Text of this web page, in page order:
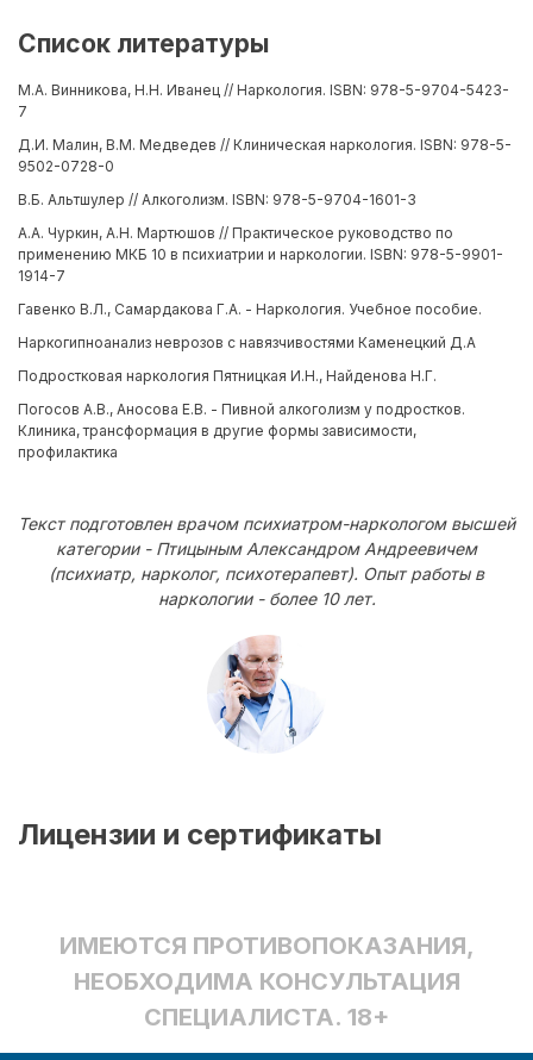
Список литературы
М.А. Винникова, Н.Н. Иванец // Наркология. ISBN: 978-5-9704-5423-
7
Д.И. Малин, В.М. Медведев // Клиническая наркология. ISBN: 978-5-
9502-0728-0
В.Б. Альтшулер // Алкоголизм. ISBN: 978-5-9704-1601-3
А.А. Чуркин, А.Н. Мартюшов // Практическое руководство по
применению МКБ 10 в психиатрии и наркологии. ISBN: 978-5-9901-
1914-7
Гавенко В.Л., Самардакова Г.А. - Наркология. Учебное пособие.
Наркогипноанализ неврозов с навязчивостями Каменецкий Д.А
Подростковая наркология Пятницкая И.Н., Найденова Н.Г.
Погосов А.В., Аносова Е.В. - Пивной алкоголизм у подростков.
Клиника, трансформация в другие формы зависимости,
профилактика
Текст подготовлен врачом психиатром-наркологом высшей
категории - Птицыным Александром Андреевичем
(психиатр, нарколог, психотерапевт). Опыт работы в
наркологии - более 10 лет.
Лицензии и сертификаты
ИМЕЮТСЯ ПРОТИВОПОКАЗАНИЯ,
НЕОБХОДИМА КОНСУЛЬТАЦИЯ
СПЕЦИАЛИСТА. 18+